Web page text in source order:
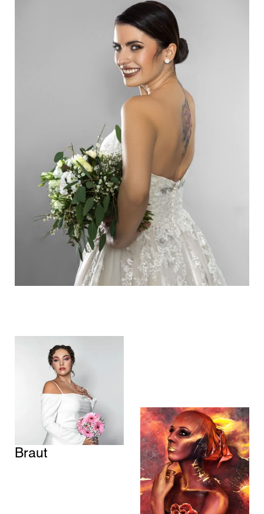
Braut